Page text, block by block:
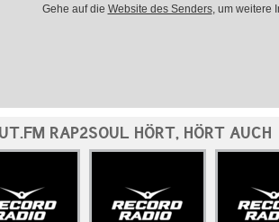
Gehe auf die Website des Senders, um weitere
RAP2SOUL HÖRT, HÖRT AUCH